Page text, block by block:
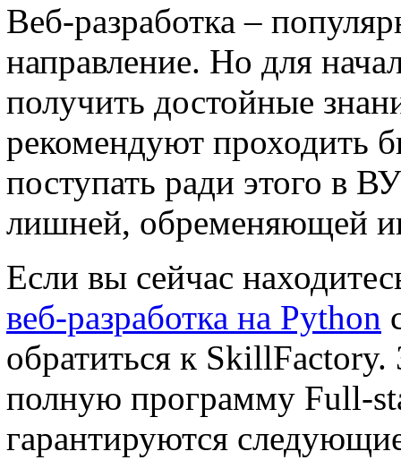
Веб-разработка –
направление. Но для
получить достойные
рекомендуют проходить
поступать ради этого в
лишней, обременяющей
Если вы сейчас
веб-разработка на Python
обратиться к SkillFactory.
полную программу Full-
гарантируются